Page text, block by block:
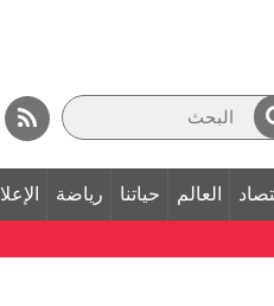
العالم حياتنا رياضة